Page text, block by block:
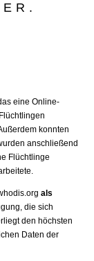
eine Online-
konnten
anschließend
Flüchtlinge
als
die sich
den höchsten
Daten der